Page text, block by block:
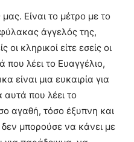
Είναι το μέτρο με το
άγγελός της,
κληρικοί είτε εσείς οι
που λέει το Ευαγγέλιο,
είναι μια ευκαιρία για
αυτά που λέει το
αγαθή, τόσο έξυπνη και
δεν μπορούσε να κάνει με